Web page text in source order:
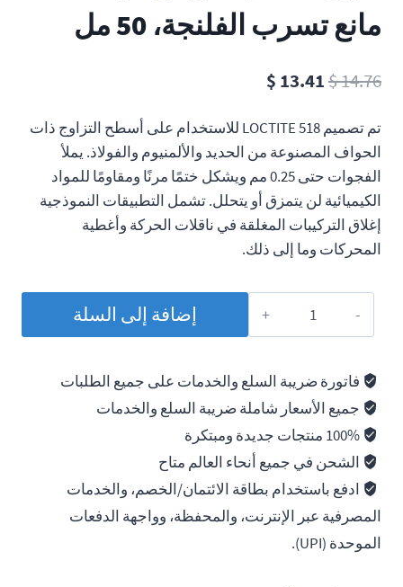
مانع تسرب الفلنجة، 50 مل
$14.76 السعر
هو:
$ 14.76.
$ 13.41
هو:
$ 13.41.
تم تصميم LOCTITE 518 للاستخدام على أسطح التزاوج ذات
الحواف المصنوعة من الحديد والألمنيوم والفولاذ. يملأ
الفجوات حتى 0.25 مم ويشكل ختمًا مرنًا ومقاومًا للمواد
الكيميائية لن يتمزق أو يتحلل. تشمل التطبيقات النموذجية
إغلاق التركيبات المغلقة في ناقلات الحركة وأغطية
المحركات وما إلى ذلك.
Gasket
Eliminator,
Flange
Sealant,
50ml
إضافة إلى السلة
فاتورة ضريبة السلع والخدمات على جميع الطلبات
جميع الأسعار شاملة ضريبة السلع والخدمات
100% منتجات جديدة ومبتكرة
الشحن في جميع أنحاء العالم متاح
ادفع باستخدام بطاقة الائتمان/الخصم، والخدمات
المصرفية عبر الإنترنت، والمحفظة، وواجهة الدفعات
الموحدة (UPI).